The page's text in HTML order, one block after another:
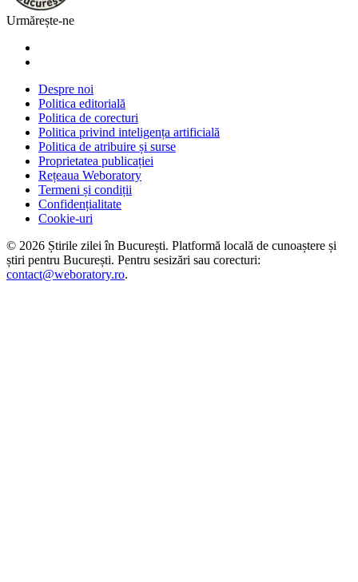
Urmărește-ne
Despre noi
Politica editorială
Politica de corecturi
Politica privind inteligența artificială
Politica de atribuire și surse
Proprietatea publicației
Rețeaua Weboratory
Termeni și condiții
Confidențialitate
Cookie-uri
© 2026 Știrile zilei în București. Platformă locală de cunoaștere și
știri pentru București. Pentru sesizări sau corecturi:
contact@weboratory.ro.